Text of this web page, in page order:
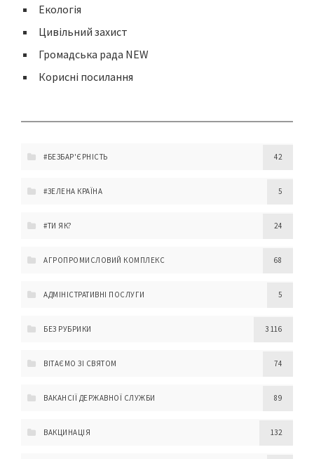
Екологія
Цивільний захист
Громадська рада NEW
Корисні посилання
#БЕЗБАР'ЄРНІСТЬ 42
#ЗЕЛЕНА КРАЇНА 5
#ТИ ЯК? 24
АГРОПРОМИСЛОВИЙ КОМПЛЕКС 68
АДМІНІСТРАТИВНІ ПОСЛУГИ 5
БЕЗ РУБРИКИ 3 116
ВІТАЄМО ЗІ СВЯТОМ 74
ВАКАНСІЇ ДЕРЖАВНОЇ СЛУЖБИ 89
ВАКЦИНАЦІЯ 132